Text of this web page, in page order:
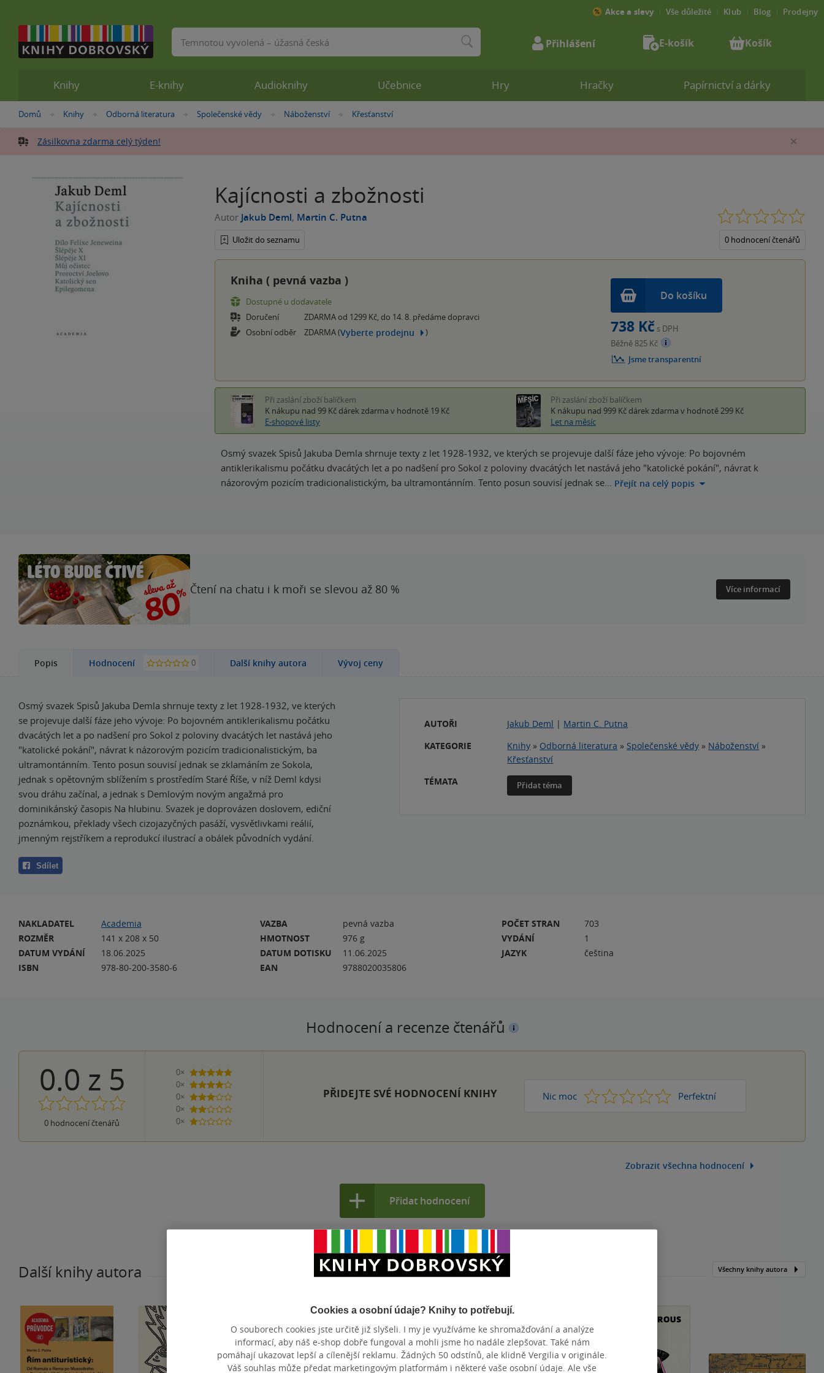
Nacházíte
zde:
Domů »
Knihy »
Odborná literatura »
Společenské vědy »
Náboženství »
Křesťanství
Zásilkovna zdarma celý týden!
Kajícnosti a zbožnosti
Autor Jakub Deml, Martin C. Putna
Uložit do seznamu 0 hodnocení čtenářů
Kniha ( pevná vazba )
Dostupné u dodavatele
Doručení
ZDARMA od 1299 Kč, do 14. 8. předáme dopravci
Osobní odběr
ZDARMA (Vyberte prodejnu )
Do košíku
738 Kč s DPH
Běžně 825 Kč
Jsme transparentní
Při zaslání zboží balíčkem
K nákupu nad 99 Kč dárek zdarma v hodnotě 19 Kč
E-shopové listy
Při zaslání zboží balíčkem
K nákupu nad 999 Kč dárek zdarma v hodnotě 299 Kč
Let na měsíc
Osmý svazek Spisů Jakuba Demla shrnuje texty z let 1928-1932, ve kterých se projevuje další fáze jeho vývoje: Po bojovném
antiklerikalismu počátku dvacátých let a po nadšení pro Sokol z poloviny dvacátých let nastává jeho "katolické pokání", návrat k
názorovým pozicím tradicionalistickým, ba ultramontánním. Tento posun souvisí jednak se… Přejít na celý popis
Čtení na chatu i k moři se slevou až 80 % Více informací
Popis Hodnocení 0 Další knihy autora Vývoj ceny
Osmý svazek Spisů Jakuba Demla shrnuje texty z let 1928-1932, ve kterých
se projevuje další fáze jeho vývoje: Po bojovném antiklerikalismu počátku
dvacátých let a po nadšení pro Sokol z poloviny dvacátých let nastává jeho
"katolické pokání", návrat k názorovým pozicím tradicionalistickým, ba
ultramontánním. Tento posun souvisí jednak se zklamáním ze Sokola,
jednak s opětovným sblížením s prostředím Staré Říše, v níž Deml kdysi
svou dráhu začínal, a jednak s Demlovým novým angažmá pro
dominikánský časopis Na hlubinu. Svazek je doprovázen doslovem, ediční
poznámkou, překlady všech cizojazyčných pasáží, vysvětlivkami reálií,
jmenným rejstříkem a reprodukcí ilustrací a obálek původních vydání.
Sdílet
AUTOŘI Jakub Deml | Martin C. Putna
KATEGORIE
Knihy » Odborná literatura » Společenské vědy » Náboženství »
Křesťanství
TÉMATA
Přidat téma
NAKLADATEL
Academia
ROZMĚR
141 x 208 x 50
DATUM VYDÁNÍ
18.06.2025
ISBN
978-80-200-3580-6
VAZBA
pevná vazba
HMOTNOST
976 g
DATUM DOTISKU
11.06.2025
EAN
9788020035806
POČET STRAN
703
VYDÁNÍ
1
JAZYK
čeština
Hodnocení a recenze čtenářů
0.0 z 5
0 hodnocení čtenářů
0×
5 hvězdiček
0×
4 hvězdičky
0×
3 hvězdičky
0×
2 hvězdičky
0×
1 hvezdička
PŘIDEJTE SVÉ HODNOCENÍ KNIHY Nic moc 1 2 3 4 Perfektní
5
Zobrazit všechna hodnocení
Přidat hodnocení
Další knihy autora Všechny knihy autora
Knihy E-knihy Audioknihy Učebnice Hry Hračky Papírnictví a dárky
Akce a slevy Vše důležité Klub Blog Prodejny
Vyhledávání Přihlášení E-košík Košík
Cookies a osobní údaje? Knihy to potřebují.
O souborech cookies jste určitě již slyšeli. I my je využíváme ke shromažďování a analýze
informací, aby náš e-shop dobře fungoval a mohli jsme ho nadále zlepšovat. Také nám
pomáhají ukazovat lepší a cílenější reklamu. Žádných 50 odstínů, ale klidně Vergilia v originále.
Váš souhlas může předat marketingovým platformám i některé vaše osobní údaje. Ale vše